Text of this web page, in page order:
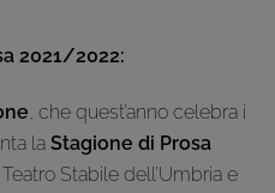
2021/2022:
, che quest’anno celebra i
laStagione di Prosa
Stabile dell’Umbria e